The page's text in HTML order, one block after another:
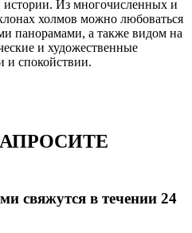
истории. Из многочисленных и
холмов можно любоваться
панорамами, а также видом на
и художественные
и спокойствии.
свяжутся в течении 24